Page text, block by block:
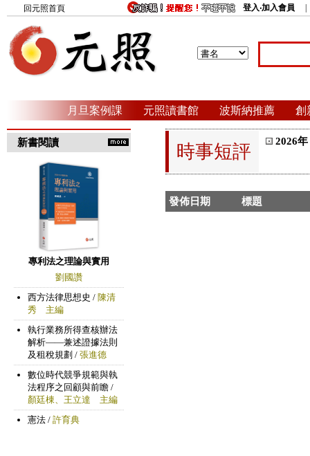
回元照首頁 登入‧加入會員
月旦案例課 元照讀書館 波斯納推薦 創
新書閱讀 時事短評 2026年
發佈日期 標題